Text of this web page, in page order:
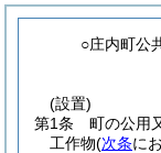
○庄内町公
(設置)
第1条
町の公用
工作物(次条に